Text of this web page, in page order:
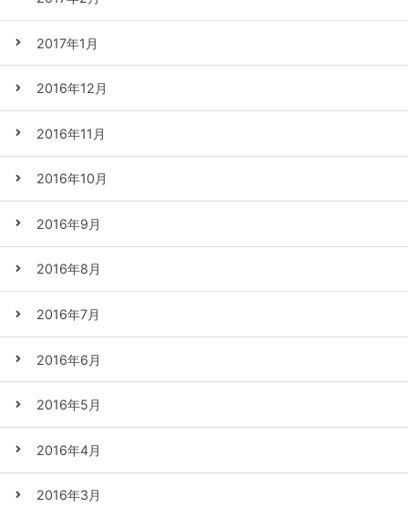
2017年1月
2016年12月
2016年11月
2016年10月
2016年9月
2016年8月
2016年7月
2016年6月
2016年5月
2016年4月
2016年3月